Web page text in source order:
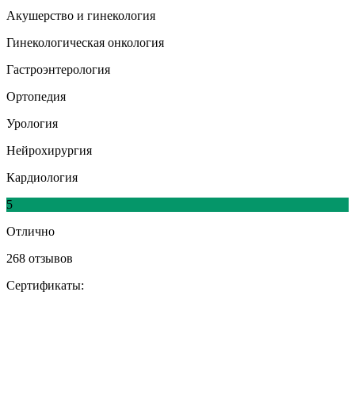
Акушерство и гинекология
Гинекологическая онкология
Гастроэнтерология
Ортопедия
Урология
Нейрохирургия
Кардиология
5
Отлично
268 отзывов
Сертификаты: